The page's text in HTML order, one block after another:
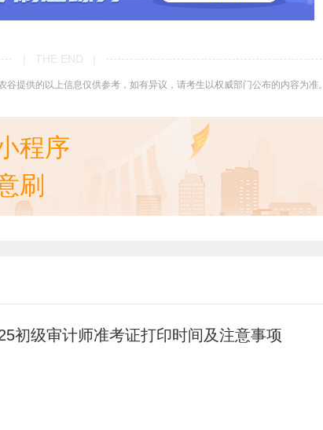
| THE END |
提供的以上信息仅供参考，如有异议，请考生以权威部门公布的内容为准。
程序
刷
初级审计师准考证打印时间及注意事项